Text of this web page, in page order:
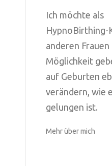
Ich möchte als
HypnoBirthing-
anderen Frauen
Möglichkeit
auf Geburten
verändern, wie
gelungen ist.
Mehr über mich